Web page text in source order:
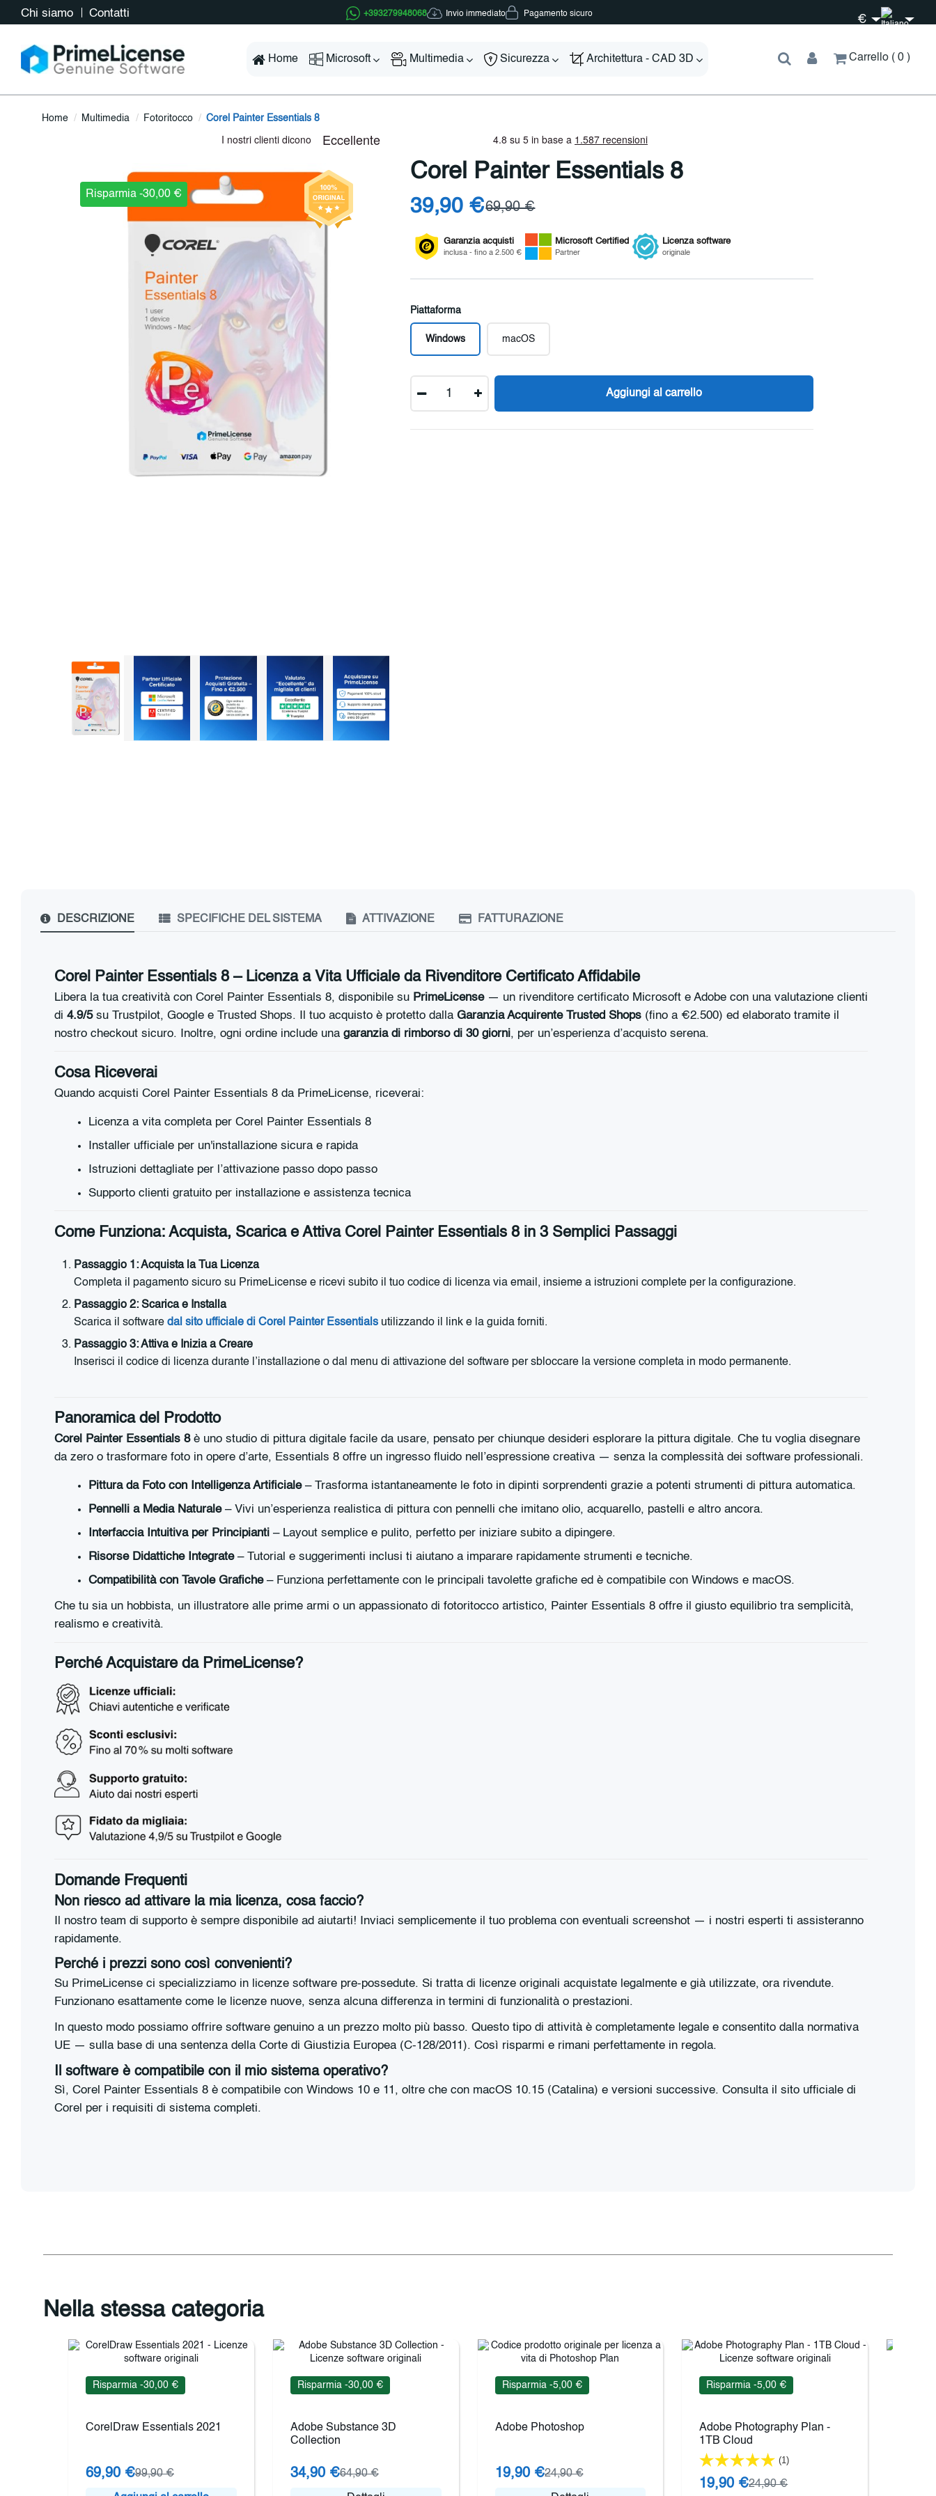
Chi siamo Contatti +393279948068 Invio immediato Pagamento sicuro €
Home Microsoft Multimedia Sicurezza Architettura - CAD 3D Carrello 0
Home Multimedia Fotoritocco Corel Painter Essentials 8
Risparmia -30,00 €
Corel Painter Essentials 8
39,90 €69,90 €
Garanzia acquisti
inclusa - fino a 2.500 €
Microsoft Certified
Partner
Licenza software
originale
Piattaforma
Windows macOS
Aggiungi al carrello
DESCRIZIONE SPECIFICHE DEL SISTEMA ATTIVAZIONE FATTURAZIONE
Corel Painter Essentials 8 – Licenza a Vita Ufficiale da Rivenditore Certificato Affidabile
Libera la tua creatività con Corel Painter Essentials 8, disponibile su PrimeLicense— un rivenditore certificato Microsoft e Adobe con una valutazione clienti
di 4.9/5su Trustpilot, Google e Trusted Shops. Il tuo acquisto è protetto dalla Garanzia Acquirente Trusted Shops (fino a €2.500) ed elaborato tramite il
nostro checkout sicuro. Inoltre, ogni ordine include una garanzia di rimborso di 30 giorni, per un’esperienza d’acquisto serena.
Cosa Riceverai
Quando acquisti Corel Painter Essentials 8 da PrimeLicense, riceverai:
Licenza a vita completa per Corel Painter Essentials 8
Installer ufficiale per un'installazione sicura e rapida
Istruzioni dettagliate per l’attivazione passo dopo passo
Supporto clienti gratuito per installazione e assistenza tecnica
Come Funziona: Acquista, Scarica e Attiva Corel Painter Essentials 8 in 3 Semplici Passaggi
Passaggio 1: Acquista la Tua Licenza
Completa il pagamento sicuro su PrimeLicense e ricevi subito il tuo codice di licenza via email, insieme a istruzioni complete per la configurazione.
Passaggio 2: Scarica e Installa
Scarica il software dal sito ufficiale di Corel Painter Essentials utilizzando il link e la guida forniti.
Passaggio 3: Attiva e Inizia a Creare
Inserisci il codice di licenza durante l’installazione o dal menu di attivazione del software per sbloccare la versione completa in modo permanente.
Panoramica del Prodotto
Corel Painter Essentials 8è uno studio di pittura digitale facile da usare, pensato per chiunque desideri esplorare la pittura digitale. Che tu voglia disegnare
da zero o trasformare foto in opere d’arte, Essentials 8 offre un ingresso fluido nell’espressione creativa — senza la complessità dei software professionali.
Pittura da Foto con Intelligenza Artificiale– Trasforma istantaneamente le foto in dipinti sorprendenti grazie a potenti strumenti di pittura automatica.
Pennelli a Media Naturale– Vivi un’esperienza realistica di pittura con pennelli che imitano olio, acquarello, pastelli e altro ancora.
Interfaccia Intuitiva per Principianti – Layout semplice e pulito, perfetto per iniziare subito a dipingere.
Risorse Didattiche Integrate– Tutorial e suggerimenti inclusi ti aiutano a imparare rapidamente strumenti e tecniche.
Compatibilità con Tavole Grafiche– Funziona perfettamente con le principali tavolette grafiche ed è compatibile con Windows e macOS.
Che tu sia un hobbista, un illustratore alle prime armi o un appassionato di fotoritocco artistico, Painter Essentials 8 offre il giusto equilibrio tra semplicità,
realismo e creatività.
Perché Acquistare da PrimeLicense?
Domande Frequenti
Non riesco ad attivare la mia licenza, cosa faccio?
Il nostro team di supporto è sempre disponibile ad aiutarti! Inviaci semplicemente il tuo problema con eventuali screenshot — i nostri esperti ti assisteranno
rapidamente.
Perché i prezzi sono così convenienti?
Su PrimeLicense ci specializziamo in licenze software pre-possedute. Si tratta di licenze originali acquistate legalmente e già utilizzate, ora rivendute.
Funzionano esattamente come le licenze nuove, senza alcuna differenza in termini di funzionalità o prestazioni.
In questo modo possiamo offrire software genuino a un prezzo molto più basso. Questo tipo di attività è completamente legale e consentito dalla normativa
UE — sulla base di una sentenza della Corte di Giustizia Europea (C-128/2011). Così risparmi e rimani perfettamente in regola.
Il software è compatibile con il mio sistema operativo?
Sì, Corel Painter Essentials 8 è compatibile con Windows 10 e 11, oltre che con macOS 10.15 (Catalina) e versioni successive. Consulta il sito ufficiale di
Corel per i requisiti di sistema completi.
Nella stessa categoria
Risparmia -30,00 €
CorelDraw Essentials 2021
69,90 €99,90 €
Risparmia -30,00 €
Adobe Substance 3D
Collection
34,90 €64,90 €
Risparmia -5,00 €
Adobe Photoshop
19,90 €24,90 €
Risparmia -5,00 €
Adobe Photography Plan -
1TB Cloud
(1)
19,90 €24,90 €